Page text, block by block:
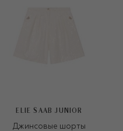
ELIE SAAB JUNIOR
Джинсовые шорты